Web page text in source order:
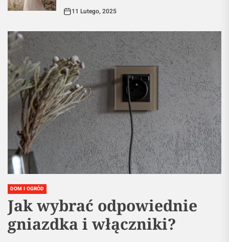
11 Lutego, 2025
DOM I OGRÓD
Jak wybrać odpowiednie
gniazdka i włączniki?